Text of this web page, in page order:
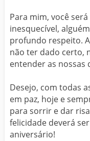
Para mim, você
inesquecível,
profundo respeito.
não ter dado certo,
entender as nossas
Desejo, com todas
em paz, hoje e
para sorrir e dar
felicidade deverá
aniversário!